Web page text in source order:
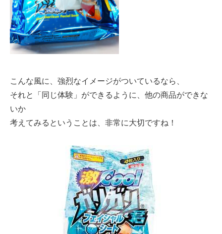
こんな風に、強烈なイメージがついているなら、
それと「同じ体験」ができるように、他の商品ができな
いか
考えてみるということは、非常に大切ですね！